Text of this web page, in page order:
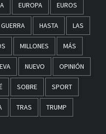
EUROPA EUROS
GUERRA HASTA LAS
MILLONES MÁS
NUEVO OPINIÓN
SOBRE SPORT
TRAS TRUMP